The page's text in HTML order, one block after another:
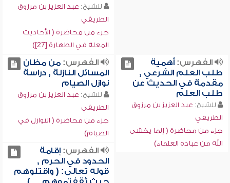
للشيخ: عبد العزيز بن مرزوق
الطريفي
جزء من محاضرة ( الأحاديث
المعلة في الطهارة [27])
الفهرس:أهمية
طلب العلم الشرعي ,
مقدمة في الحديث عن
طلب العلم
للشيخ: عبد العزيز بن مرزوق
الطريفي
جزء من محاضرة ( إنما يخشى
الله من عباده العلماء)
الفهرس:من مظان
المسائل النازلة , دراسة
نوازل الصيام
للشيخ: عبد العزيز بن مرزوق
الطريفي
جزء من محاضرة ( النوازل في
الصيام)
الفهرس:إقامة
الحدود في الحرم ,
قوله تعالى: ( واقتلوهم